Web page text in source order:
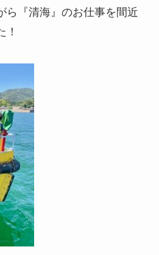
ら『清海』のお仕事を間近
！